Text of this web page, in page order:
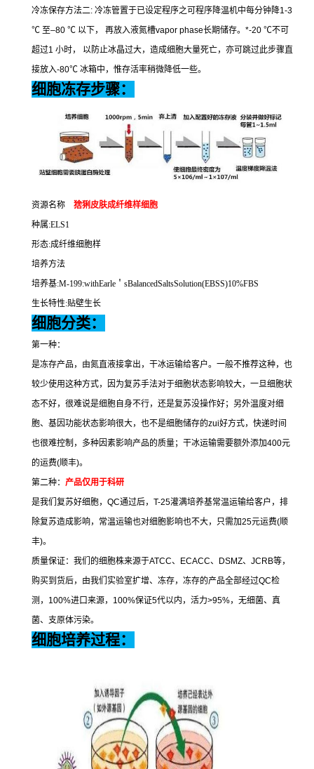
冷冻保存方法二: 冷冻管置于已设定程序之可程序降温机中每分钟降1-3
℃ 至–80 ℃ 以下， 再放入液氮槽vapor phase长期储存。 *-20 ℃不可
超过1 小时，
以防止冰晶过大，造成细胞大量死亡，亦可跳过此步骤直
接放入-80℃ 冰箱中，惟存活率稍微降低一些。
细胞冻存步骤：
资源名称 猞猁皮肤成纤维样细胞
种属:ELS1
形态:成纤维细胞样
培养方法
培养基:M-199:withEarle ＇ sBalancedSaltsSolution(EBSS)10%FBS
生长特性:贴壁生长
细胞分类：
第一种：
是冻存产品，由氮直液接拿出，干冰运输给客户。一般不推荐这种，也
较少使用这种方式，因为复苏手法对于细胞状态影响较大，一旦细胞状
态不好，很难说是细胞自身不行，还是复苏没操作好；另外温度对细
胞、基因功能状态影响很大，也不是细胞储存的zui好方式，快递时间
也很难控制，多种因素影响产品的质量；干冰运输需要额外添加400元
的运费(顺丰)。
第二种： 产品仅用于科研
是我们复苏好细胞， QC通过后， T-25灌满培养基常温运输给客户，排
除复苏造成影响，常温运输也对细胞影响也不大，只需加25元运费(顺
丰)。
质量保证：我们的细胞株来源于ATCC、 ECACC、 DSMZ、 JCRB等，
购买到货后，由我们实验室扩增、冻存，冻存的产品全部经过QC检
测， 100%进口来源， 100%保证5代以内，活力>95%，无细菌、真
菌、支原体污染。
细胞培养过程：